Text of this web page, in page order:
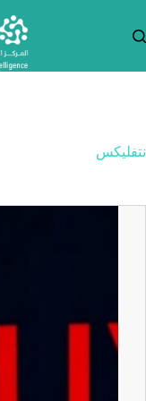
المحتوى
نتفليكس